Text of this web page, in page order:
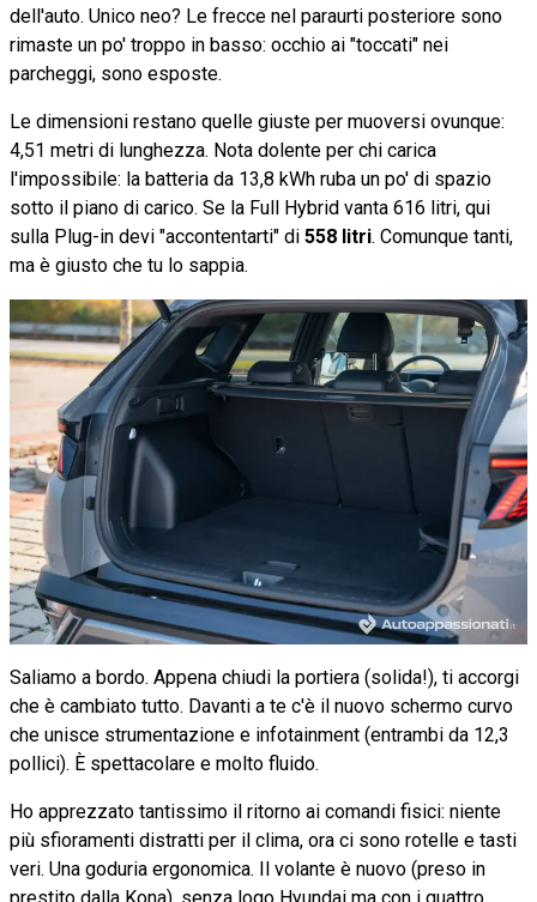
dell'auto. Unico neo? Le frecce nel paraurti posteriore sono
rimaste un po' troppo in basso: occhio ai "toccati" nei
parcheggi, sono esposte.
Le dimensioni restano quelle giuste per muoversi ovunque:
4,51 metri di lunghezza. Nota dolente per chi carica
l'impossibile: la batteria da 13,8 kWh ruba un po' di spazio
sotto il piano di carico. Se la Full Hybrid vanta 616 litri, qui
sulla Plug-in devi "accontentarti" di 558 litri. Comunque tanti,
ma è giusto che tu lo sappia.
Saliamo a bordo. Appena chiudi la portiera (solida!), ti accorgi
che è cambiato tutto. Davanti a te c'è il nuovo schermo curvo
che unisce strumentazione e infotainment (entrambi da 12,3
pollici). È spettacolare e molto fluido.
Ho apprezzato tantissimo il ritorno ai comandi fisici: niente
più sfioramenti distratti per il clima, ora ci sono rotelle e tasti
veri. Una goduria ergonomica. Il volante è nuovo (preso in
prestito dalla Kona), senza logo Hyundai ma con i quattro